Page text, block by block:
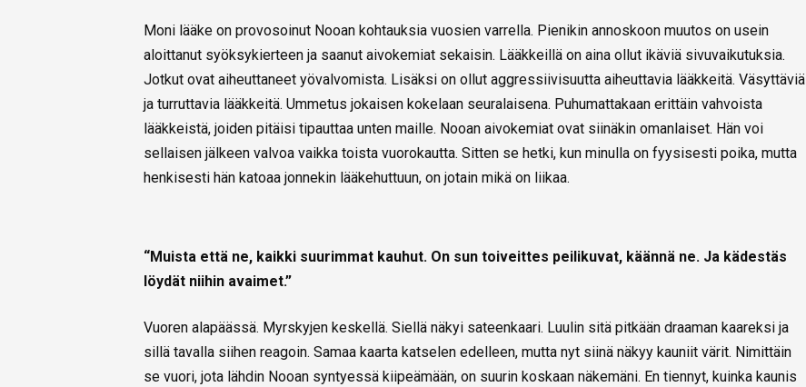
Moni lääke on provosoinut Nooan kohtauksia vuosien varrella. Pienikin annoskoon muutos on usein
aloittanut syöksykierteen ja saanut aivokemiat sekaisin. Lääkkeillä on aina ollut ikäviä sivuvaikutuksia.
Jotkut ovat aiheuttaneet yövalvomista. Lisäksi on ollut aggressiivisuutta aiheuttavia lääkkeitä. Väsyttäviä
ja turruttavia lääkkeitä. Ummetus jokaisen kokelaan seuralaisena. Puhumattakaan erittäin vahvoista
lääkkeistä, joiden pitäisi tipauttaa unten maille. Nooan aivokemiat ovat siinäkin omanlaiset. Hän voi
sellaisen jälkeen valvoa vaikka toista vuorokautta. Sitten se hetki, kun minulla on fyysisesti poika, mutta
henkisesti hän katoaa jonnekin lääkehuttuun, on jotain mikä on liikaa.
“Muista että ne, kaikki suurimmat kauhut. On sun toiveittes peilikuvat, käännä ne. Ja kädestäs
löydät niihin avaimet.”
Vuoren alapäässä. Myrskyjen keskellä. Siellä näkyi sateenkaari. Luulin sitä pitkään draaman kaareksi ja
sillä tavalla siihen reagoin. Samaa kaarta katselen edelleen, mutta nyt siinä näkyy kauniit värit. Nimittäin
se vuori, jota lähdin Nooan syntyessä kiipeämään, on suurin koskaan näkemäni. En tiennyt, kuinka kaunis